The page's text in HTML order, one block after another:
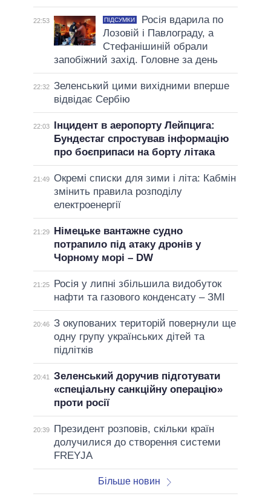
22:53 ПІДСУМКИ
Росія вдарила по
Лозовій і Павлограду, а
Стефанішиній обрали
запобіжний захід. Головне за день
22:32 Зеленський цими вихідними вперше
відвідає Сербію
22:03
Інцидент в аеропорту Лейпцига:
Бундестаг спростував інформацію
про боєприпаси на борту літака
21:49 Окремі списки для зими і літа: Кабмін
змінить правила розподілу
електроенергії
21:29
Німецьке вантажне судно
потрапило під атаку дронів у
Чорному морі – DW
21:25
Росія у липні збільшила видобуток
нафти та газового конденсату – ЗМІ
20:46 З окупованих територій повернули ще
одну групу українських дітей та
підлітків
20:41
Зеленський доручив підготувати
«спеціальну санкційну операцію»
проти росії
20:39
Президент розповів, скільки країн
долучилися до створення системи
FREYJA
Більше новин